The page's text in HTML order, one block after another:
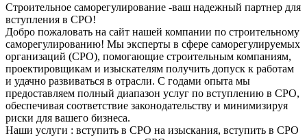
Строительное саморегулирование -ваш надежный партнер для
вступления в СРО!
Добро пожаловать на сайт нашей компании по строительному
саморегулированию! Мы эксперты в сфере саморегулируемых
организаций (СРО), помогающие строительным компаниям,
проектировщикам и изыскателям получить допуск к работам
и удачно развиваться в отрасли. С годами опыта мы
предоставляем полный диапазон услуг по вступлению в СРО,
обеспечивая соответствие законодательству и минимизируя
риски для вашего бизнеса.
Наши услуги : вступить в СРО на изыскания, вступить в СРО